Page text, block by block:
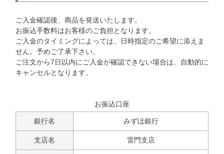
ご入金確認後、商品を発送いたします。
お振込手数料はお客様のご負担となります。
ご入金のタイミングによっては、日時指定のご希望に添えま
せん。予めご了承下さい。
ご注文から7日以内にご入金が確認できない場合は、自動的に
キャンセルとなります。
お振込口座
銀行名 みずほ銀行
支店名 雷門支店